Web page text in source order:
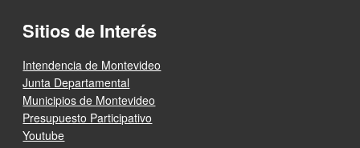
Sitios de Interés
Intendencia de Montevideo
Junta Departamental
Municipios de Montevideo
Presupuesto Participativo
Youtube